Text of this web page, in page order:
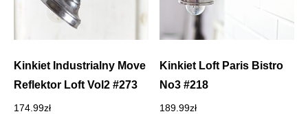
Kinkiet Industrialny Move
Reflektor Loft Vol2 #273
174.99zł
Kinkiet Loft Paris Bistro
No3 #218
189.99zł